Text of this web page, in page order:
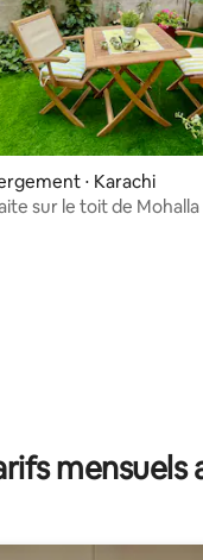
sur la base de 9
⋅ Karachi
sur le toit de Mohalla
mensuels